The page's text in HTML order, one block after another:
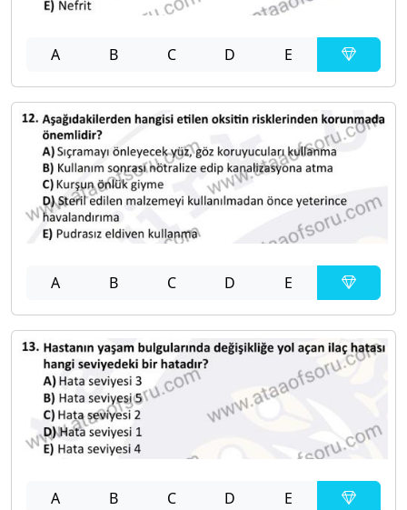
A B C D E
A B C D E
A B C D E